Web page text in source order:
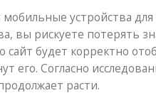
устройства
вы рискуете потерять
будет корректно
его. Согласно
расти.